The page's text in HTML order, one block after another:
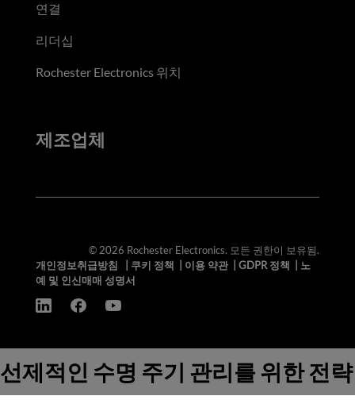
연결
리더십
Rochester Electronics 위치
제조업체
© 2026 Rochester Electronics. 모든 권한이 보유됨.
개인정보취급방침
쿠키 정책 이용 약관| GDPR 정책
노
예 및 인신매매 성명서
선제적인 수명 주기 관리를 위한 전략